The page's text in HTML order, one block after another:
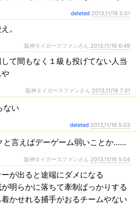
deleted 2013,11/16 5:01
。
阪神タイガースファンさん 2013,11/16 6:49
て間もなく１級も投げてない人当
阪神タイガースファンさん 2013,11/16 7:31
ない
deleted 2013,11/16 5:03
と言えばデーゲーム弱いことか……
阪神タイガースファンさん 2013,11/16 5:04
が出ると途端にダメになる
明らかに落ちて牽制ばっかりする
かせれる捕手がおるチームやない